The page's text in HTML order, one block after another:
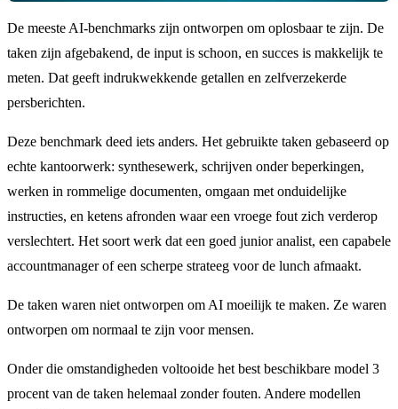
De meeste AI-benchmarks zijn ontworpen om oplosbaar te zijn. De
taken zijn afgebakend, de input is schoon, en succes is makkelijk te
meten. Dat geeft indrukwekkende getallen en zelfverzekerde
persberichten.
Deze benchmark deed iets anders. Het gebruikte taken gebaseerd op
echte kantoorwerk: synthesewerk, schrijven onder beperkingen,
werken in rommelige documenten, omgaan met onduidelijke
instructies, en ketens afronden waar een vroege fout zich verderop
verslechtert. Het soort werk dat een goed junior analist, een capabele
accountmanager of een scherpe strateeg voor de lunch afmaakt.
De taken waren niet ontworpen om AI moeilijk te maken. Ze waren
ontworpen om normaal te zijn voor mensen.
Onder die omstandigheden voltooide het best beschikbare model 3
procent van de taken helemaal zonder fouten. Andere modellen